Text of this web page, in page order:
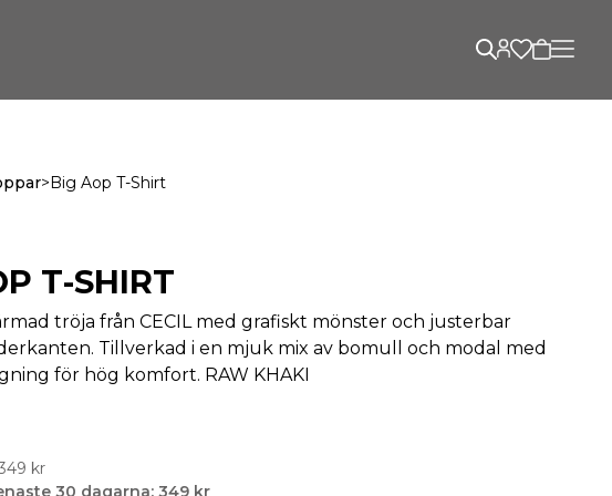
>Big Aop T-Shirt
T-SHIRT
tröja från CECIL med grafiskt mönster och justerbar
Tillverkad i en mjuk mix av bomull och modal med
för hög komfort. RAW KHAKI
kr
30 dagarna: 349 kr